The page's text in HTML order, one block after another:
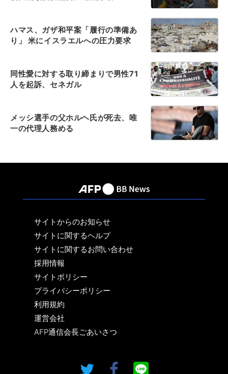
ハマス、ガザ和平案「履行の準備あ
り」 米にイスラエルへの圧力要求
同性愛に対する取り締まりで男性71
人を起訴、セネガル
メッシ選手の父ホルヘ氏が死去、唯
一の代理人務める
サイトからのお知らせ
サイトに関するヘルプ
サイトに関するお問い合わせ
採用情報
サイトポリシー
プライバシーポリシー
利用規約
運営会社
AFP通信会長ごあいさつ